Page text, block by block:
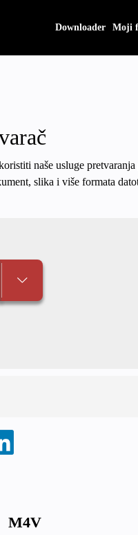
Downloader Moji
naše usluge
slika i više formata
M4V